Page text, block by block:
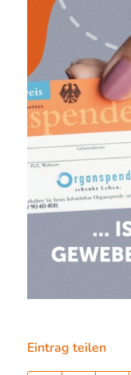
Eintrag teilen